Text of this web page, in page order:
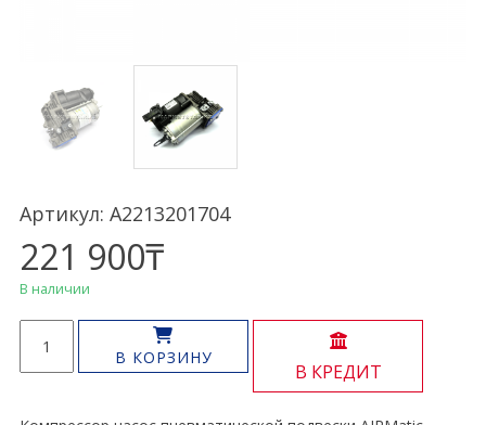
Артикул: A2213201704
221 900₸
В наличии
товара
Компрессор
В КОРЗИНУ
В КРЕДИТ